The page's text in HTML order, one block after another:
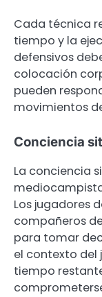
Cada técnica
tiempo y la
defensivos
colocación
pueden
movimientos
Conciencia
La conciencia
Los jugadores
compañeros
para tomar
el contexto del
tiempo